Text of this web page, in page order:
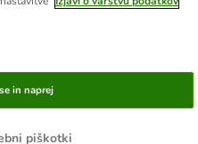
piškotki
in naprej